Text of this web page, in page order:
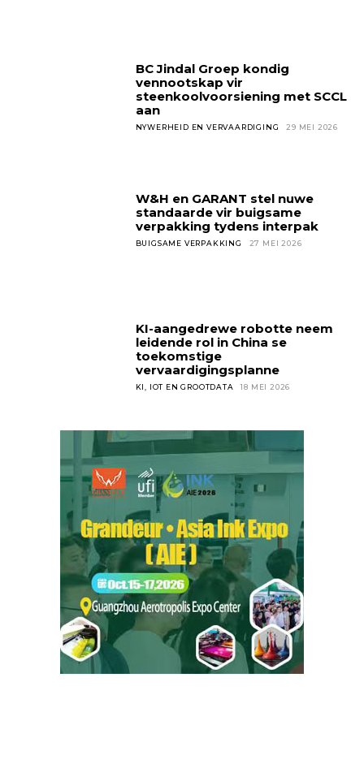
BC Jindal Groep kondig
vennootskap vir
steenkoolvoorsiening met SCCL
aan
NYWERHEID EN VERVAARDIGING 29 MEI 2026
W&H en GARANT stel nuwe
standaarde vir buigsame
verpakking tydens interpak
BUIGSAME VERPAKKING 27 MEI 2026
KI-aangedrewe robotte neem
leidende rol in China se
toekomstige
vervaardigingsplanne
KI, IOT EN GROOTDATA 18 MEI 2026